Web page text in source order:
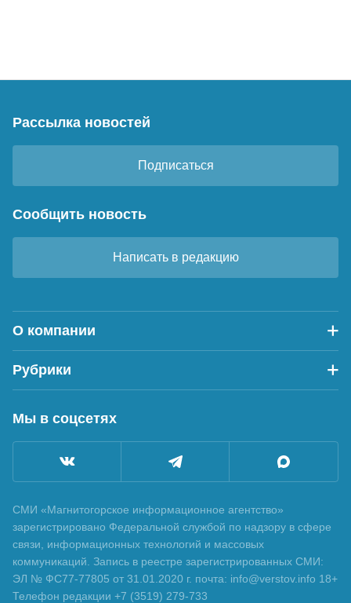
Рассылка новостей
Подписаться
Сообщить новость
Написать в редакцию
О компании
Рубрики
Мы в соцсетях
СМИ «Магнитогорское информационное агентство»
зарегистрировано Федеральной службой по надзору в сфере
связи, информационных технологий и массовых
коммуникаций. Запись в реестре зарегистрированных СМИ:
ЭЛ № ФС77-77805 от 31.01.2020 г. почта: info@verstov.info 18+
Телефон редакции +7 (3519) 279-733